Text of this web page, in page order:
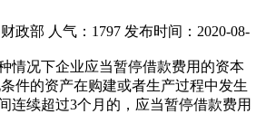
政部 人气： 1797 发布时间：2020-08-
情况下企业应当暂停借款费用的资本
件的资产在购建或者生产过程中发生
连续超过3个月的，应当暂停借款费用